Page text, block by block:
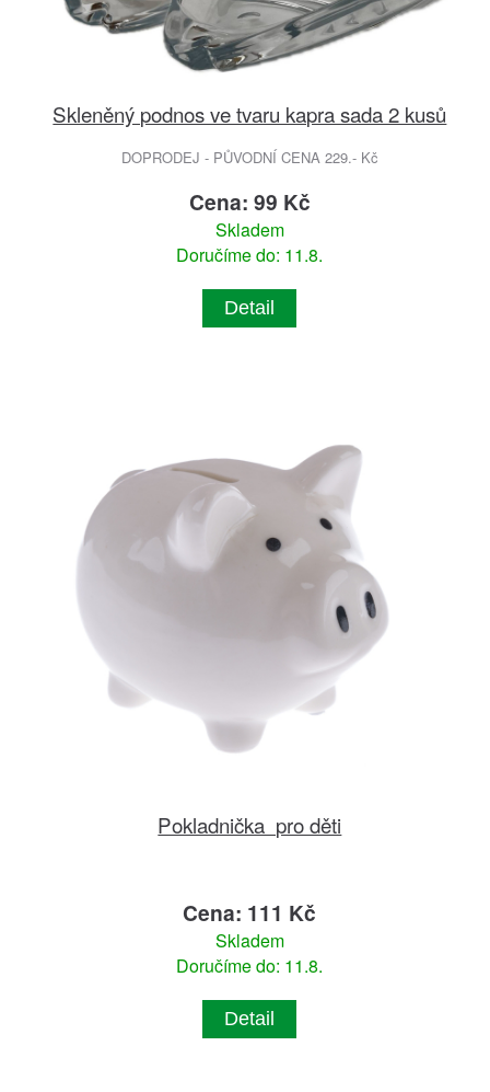
Skleněný podnos ve tvaru kapra sada 2 kusů
DOPRODEJ - PŮVODNÍ CENA 229.- Kč
Cena: 99 Kč
Skladem
Doručíme do: 11.8.
Detail
Pokladnička pro děti
Cena: 111 Kč
Skladem
Doručíme do: 11.8.
Detail